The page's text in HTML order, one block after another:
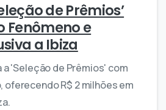
de Prêmios’
Fenômeno e
a Ibiza
a 'Seleção de Prêmios' com
oferecendo R$ 2 milhões em